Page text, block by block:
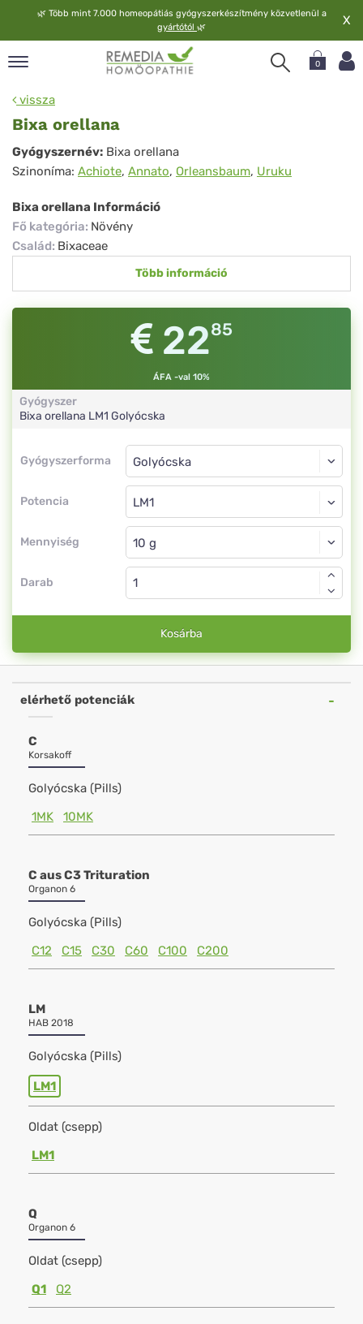
🌿 Több mint 7.000 homeopátiás gyógyszerkészítmény közvetlenül a
gyártótól 🌿 X
0
vissza
Bixa orellana
Bixa
orellana
Gyógyszernév: Bixa orellana
Szinoníma: Achiote, Annato, Orleansbaum, Uruku
Bixa orellana Információ
Fő kategória: Növény
Család: Bixaceae
Több információ
2285
ÁFA -val 10%
Gyógyszer
Bixa orellana LM1 Golyócska
Gyógyszerforma
Gyógyszerforma
Potencia
Golyócska
LM1
Mennyiség
Golyócska
Darab
Kosárba
elérhető potenciák
C
Korsakoff
Golyócska (Pills)
1MK
10MK
C aus C3 Trituration
Organon 6
Golyócska (Pills)
C12
C15 C30 C60 C100 C200
LM
HAB 2018
Golyócska (Pills)
LM1
Oldat (csepp)
LM1
Q
Organon 6
Oldat (csepp)
Q1
Q2